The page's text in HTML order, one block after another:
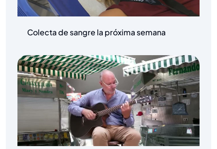
Colecta de sangre la próxima semana